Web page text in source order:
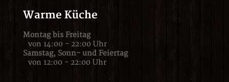
Warme Küche
Montag bis Freitag
von 14:00 - 22:00 Uhr
Samstag, Sonn- und Feiertag
von 12:00 - 22:00 Uhr